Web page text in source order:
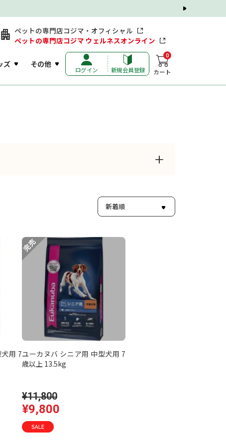
ペットの専門店コジマ・オフィシャル
ペットの専門店コジマ ウェルネスオンライン
ズ その他
ログイン 新規会員登録
0
カート
用 7ユーカヌバ シニア用 中型犬用 7
歳以上 13.5kg
¥11,800
¥9,800